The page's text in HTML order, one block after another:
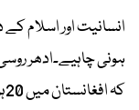
انسانیت اور اسلام
ہونی چاہیے۔ادھر